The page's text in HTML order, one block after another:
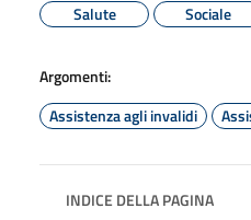
Salute
Sociale
Argomenti:
Assistenza agli invalidi
INDICE DELLA PAGINA